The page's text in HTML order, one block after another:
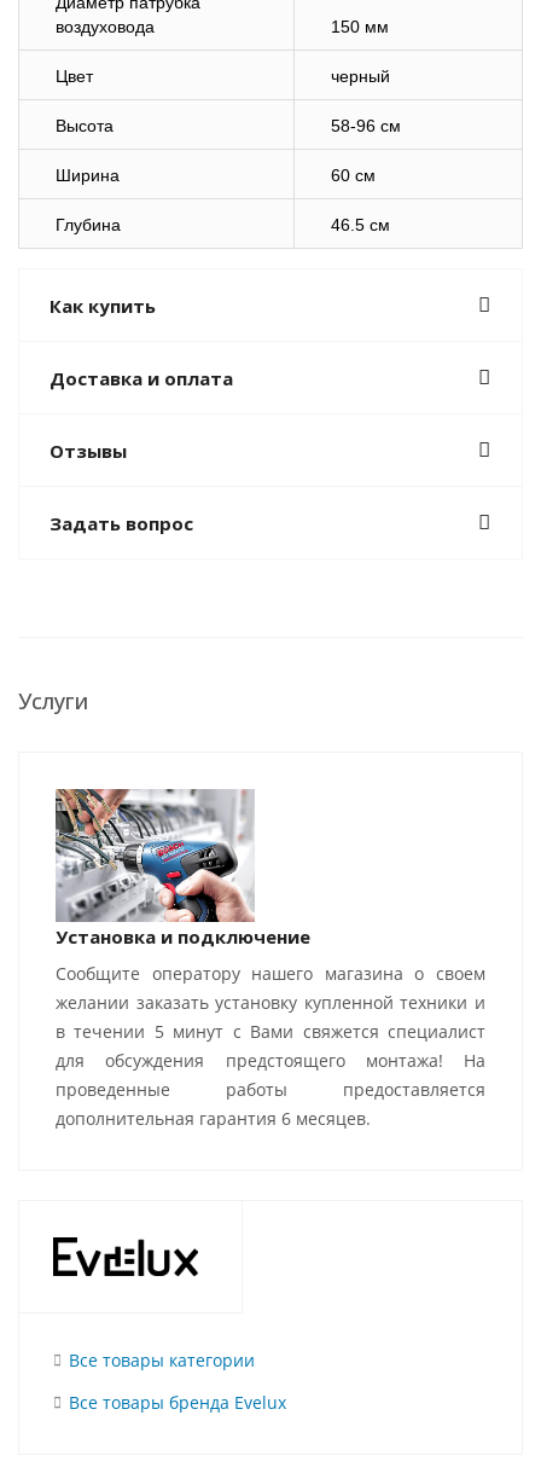
воздуховода
150 мм
Цвет черный
Высота 58-96 см
Ширина 60 см
Глубина 46.5 см
Как купить
Доставка и оплата
Отзывы
Задать вопрос
Услуги
Установка и подключение
Сообщите оператору нашего магазина о своем
желании заказать установку купленной техники и
в течении 5 минут с Вами свяжется специалист
для обсуждения предстоящего монтажа! На
проведенные работы предоставляется
дополнительная гарантия 6 месяцев.
Все товары категории
Все товары бренда Evelux